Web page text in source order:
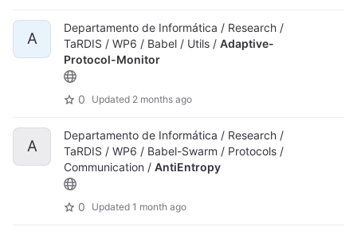
A
Departamento de Informática / Research /
TaRDIS / WP6 / Babel / Utils / Adaptive-
Protocol-Monitor
0 Updated 2 months ago
A
Departamento de Informática / Research /
TaRDIS / WP6 / Babel-Swarm / Protocols /
Communication / AntiEntropy
0 Updated 1 month ago